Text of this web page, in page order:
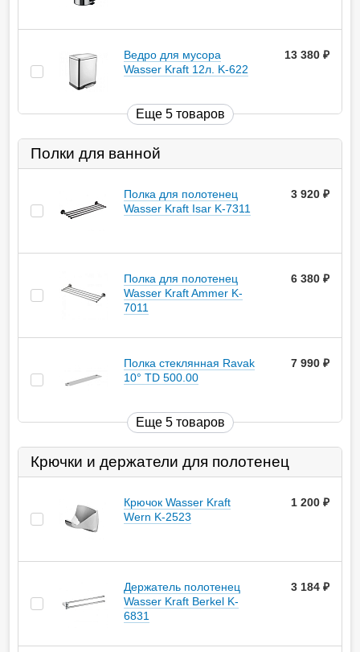
Ведро для мусора
Wasser Kraft 12л. K-622
13 380
Еще 5 товаров
Полки для ванной
Полка для полотенец
Wasser Kraft Isar K-7311
3 920
Полка для полотенец
Wasser Kraft Ammer K-
7011
6 380
Полка стеклянная Ravak
10° TD 500.00
7 990
Еще 5 товаров
Крючки и держатели для полотенец
Крючок Wasser Kraft
Wern K-2523
1 200
Держатель полотенец
Wasser Kraft Berkel K-
6831
3 184